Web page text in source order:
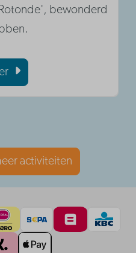
bewonderd
activiteiten